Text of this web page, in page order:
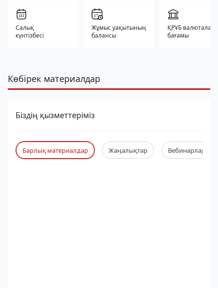
Салық
күнтізбесі
Жұмыс уақытының
балансы
ҚРҰБ валюталар
бағамы
Көбірек материалдар
Біздің қызметтеріміз
Барлық материалдар Жаңалықтар Вебинарлар